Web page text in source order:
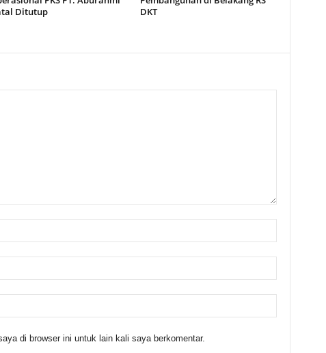
Ditutup
DKT
di browser ini untuk lain kali saya berkomentar.